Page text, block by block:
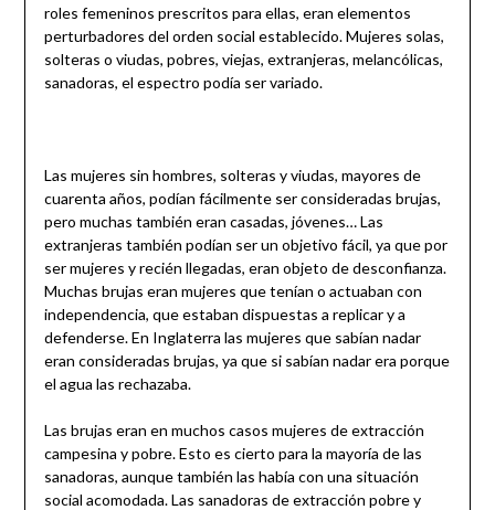
roles femeninos prescritos para ellas, eran elementos
perturbadores del orden social establecido. Mujeres solas,
solteras o viudas, pobres, viejas, extranjeras, melancólicas,
sanadoras, el espectro podía ser variado.
Las mujeres sin hombres, solteras y viudas, mayores de
cuarenta años, podían fácilmente ser consideradas brujas,
pero muchas también eran casadas, jóvenes… Las
extranjeras también podían ser un objetivo fácil, ya que por
ser mujeres y recién llegadas, eran objeto de desconfianza.
Muchas brujas eran mujeres que tenían o actuaban con
independencia, que estaban dispuestas a replicar y a
defenderse. En Inglaterra las mujeres que sabían nadar
eran consideradas brujas, ya que si sabían nadar era porque
el agua las rechazaba.
Las brujas eran en muchos casos mujeres de extracción
campesina y pobre. Esto es cierto para la mayoría de las
sanadoras, aunque también las había con una situación
social acomodada. Las sanadoras de extracción pobre y